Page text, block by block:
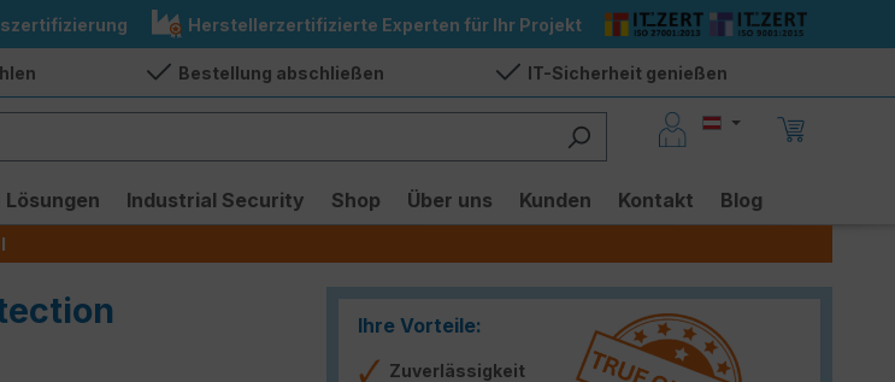
Herstellerzertifizierte Experten für Ihr Projekt
Bestellung abschließen IT-Sicherheit genießen
Lösungen Industrial Security Shop Über uns Kunden Kontakt Blog
Ihre Vorteile:
Zuverlässigkeit